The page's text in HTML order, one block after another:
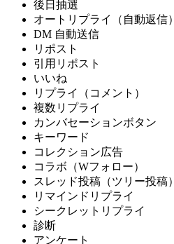
後日抽選
オートリプライ（自動返信）
DM 自動送信
リポスト
引用リポスト
いいね
リプライ（コメント）
複数リプライ
カンバセーションボタン
キーワード
コレクション広告
コラボ（Wフォロー）
スレッド投稿（ツリー投稿）
リマインドリプライ
シークレットリプライ
診断
アンケート